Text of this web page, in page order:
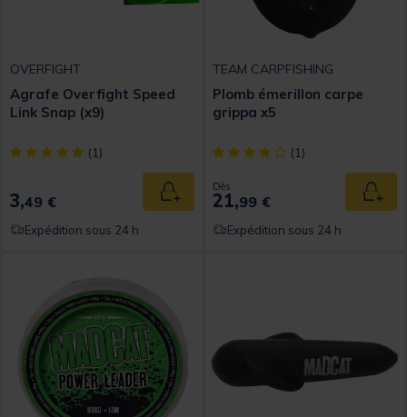
OVERFIGHT
Agrafe Overfight Speed
Link Snap (x9)
[object Object] out of 5 Customer Rating
(1)
3,49 € Ajouter au panier
Expédition sous 24 h
TEAM CARPFISHING
Plomb émerillon carpe
grippa x5
[object Object] out of 5
(1)
Dès
21,99 €
Expédition sous 24 h